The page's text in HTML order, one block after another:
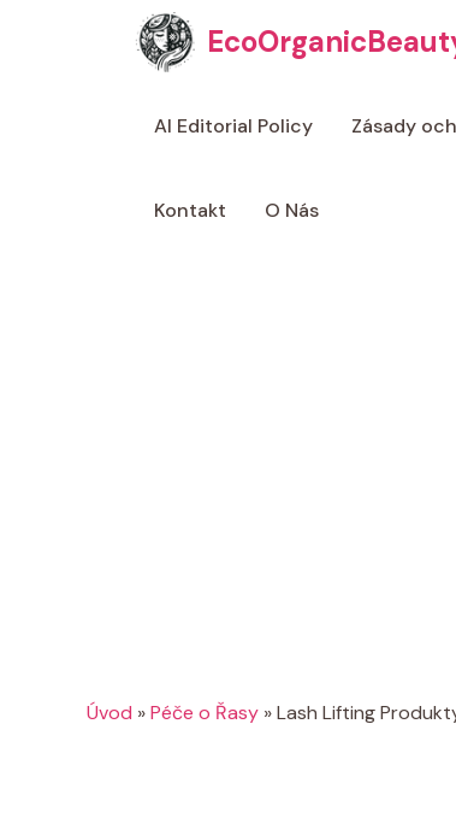
AI Editorial Policy Zásady
Kontakt O Nás
Úvod »Péče o Řasy »Lash Lifting